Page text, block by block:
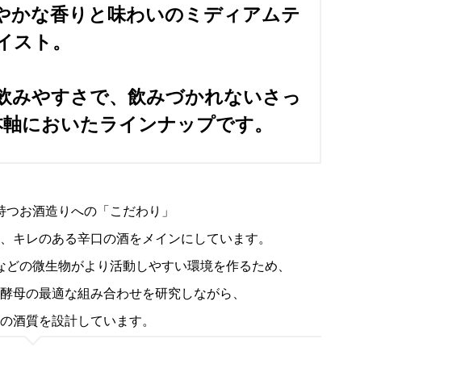
かな香りと味わいのミディアムテ
スト。
みやすさで、飲みづかれないさっ
においたラインナップです。
お酒造りへの「こだわり」
キレのある辛口の酒をメインにしています。
の微生物がより活動しやすい環境を作るため、
母の最適な組み合わせを研究しながら、
酒質を設計しています。